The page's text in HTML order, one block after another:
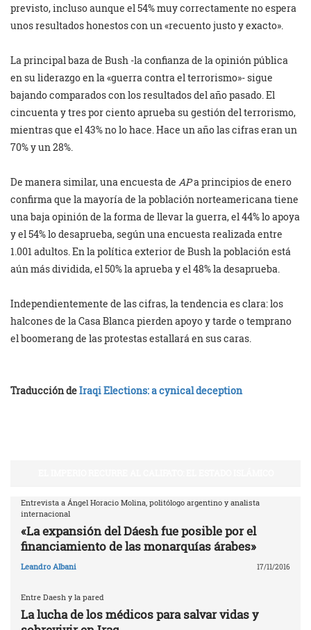
previsto, incluso aunque el 54% muy correctamente no espera
unos resultados honestos con un «recuento justo y exacto».
La principal baza de Bush -la confianza de la opinión pública
en su liderazgo en la «guerra contra el terrorismo»- sigue
bajando comparados con los resultados del año pasado. El
cincuenta y tres por ciento aprueba su gestión del terrorismo,
mientras que el 43% no lo hace. Hace un año las cifras eran un
70% y un 28%.
De manera similar, una encuesta de APa principios de enero
confirma que la mayoría de la población norteamericana tiene
una baja opinión de la forma de llevar la guerra, el 44% lo apoya
y el 54% lo desaprueba, según una encuesta realizada entre
1.001 adultos. En la política exterior de Bush la población está
aún más dividida, el 50% la aprueba y el 48% la desaprueba.
Independientemente de las cifras, la tendencia es clara: los
halcones de la Casa Blanca pierden apoyo y tarde o temprano
el boomerang de las protestas estallará en sus caras.
Traducción deIraqi Elections: a cynical deception
Entrevista a Ángel Horacio Molina, politólogo argentino y analista
internacional
«La expansión del Dáesh fue posible por el
financiamiento de las monarquías árabes»
Leandro Albani 17/11/2016
Entre Daesh y la pared
La lucha de los médicos para salvar vidas y